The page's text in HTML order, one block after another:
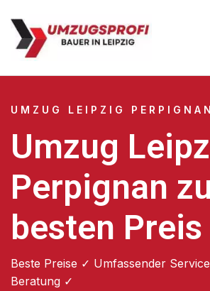
UMZUG LEIPZIG PERPIGNAN
Umzug
Perpignan
besten Preis
Beste Preise ✓ Umfassender
Beratung ✓